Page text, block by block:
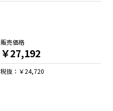
販売価格
￥27,192
税抜：￥24,720